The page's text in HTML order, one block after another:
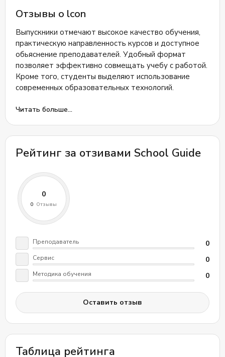
Отзывы о lcon
Выпускники отмечают высокое качество обучения,
практическую направленность курсов и доступное
обьяснение преподавателей. Удобный формат
позволяет эффективно совмещать учебу с работой.
Кроме того, студенты выделяют использование
современных образовательных технологий​.
Курсы «Элькон» идеально подходят тем, кто хочет
информацию можно найти на официальном сайте
Читать больше...
Рейтинг за отзивами School Guide
Преподаватель 0
Сервис 0
Методика обучения 0
Оставить отзыв
Таблица рейтинга